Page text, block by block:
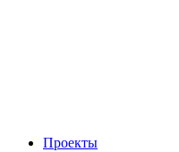
Проекты